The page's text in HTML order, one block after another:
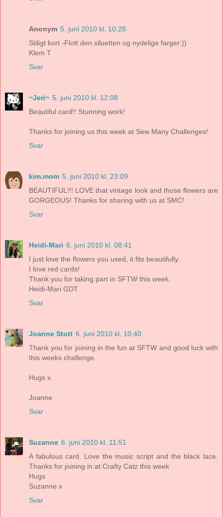
Anonym 5. juni 2010 kl. 10:28
Stiligt kort -Flott den siluetten og nydelige farger:))
Klem T
Svar
~Jeri~ 5. juni 2010 kl. 12:08
Beautiful card!! Stunning work!
Thanks for joining us this week at Sew Many Challenges!
Svar
kim.mom 5. juni 2010 kl. 23:09
BEAUTIFUL!!! LOVE that vintage look and those flowers are
GORGEOUS! Thanks for sharing with us at SMC!
Svar
Heidi-Mari 6. juni 2010 kl. 08:41
I just love the flowers you used, it fits beautifully.
I love red cards!
Thank you for taking part in SFTW this week.
Heidi-Mari GDT
Svar
Joanne Stott 6. juni 2010 kl. 10:40
Thank you for joining in the fun at SFTW and good luck with
this weeks challenge.
Hugs x
Joanne
Svar
Suzanne 6. juni 2010 kl. 11:51
A fabulous card. Love the music script and the black lace.
Thanks for joining in at Crafty Catz this week
Hugs
Suzanne x
Svar